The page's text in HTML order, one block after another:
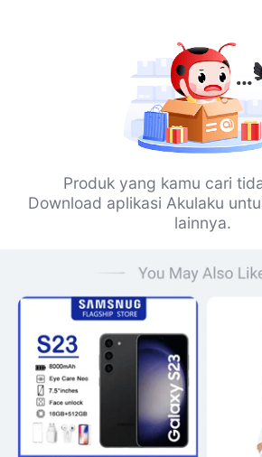
Produk yang kamu cari
Download aplikasi Akulaku
lainnya.